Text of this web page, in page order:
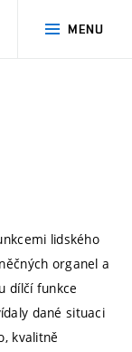
MENU
lidského
organel a
dílčí funkce
dané situaci
kvalitně